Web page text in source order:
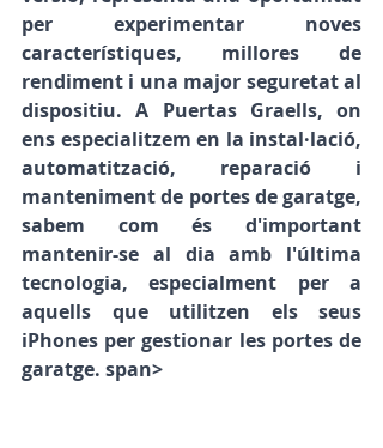
per experimentar noves
característiques, millores de
rendiment i una major seguretat al
dispositiu. A Puertas Graells, on
ens especialitzem en la instal·lació,
automatització, reparació i
manteniment de portes de garatge,
sabem com és d'important
mantenir-se al dia amb l'última
tecnologia, especialment per a
aquells que utilitzen els seus
iPhones per gestionar les portes de
garatge. span>